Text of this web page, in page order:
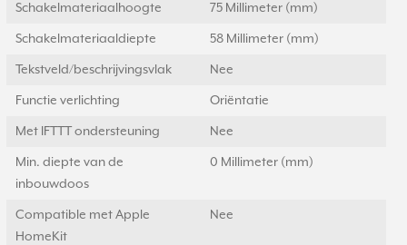
Schakelmateriaalhoogte 75 Millimeter (mm)
Schakelmateriaaldiepte 58 Millimeter (mm)
Tekstveld/beschrijvingsvlak Nee
Functie verlichting Oriëntatie
Met IFTTT ondersteuning Nee
Min. diepte van de
inbouwdoos
0 Millimeter (mm)
Compatible met Apple
HomeKit
Nee